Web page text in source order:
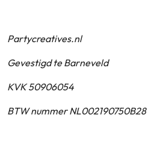
Partycreatives.nl
Gevestigd te Barneveld
KVK 50906054
BTW nummer NL002190750B28